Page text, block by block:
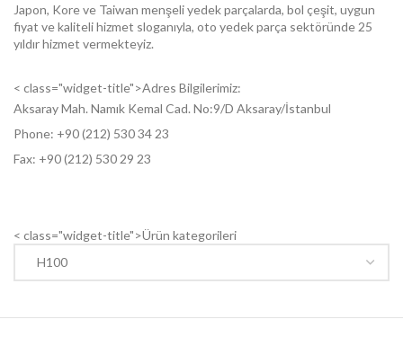
Japon, Kore ve Taiwan menşeli yedek parçalarda, bol çeşit, uygun
fiyat ve kaliteli hizmet sloganıyla, oto yedek parça sektöründe 25
yıldır hizmet vermekteyiz.
< class="widget-title">Adres Bilgilerimiz:
Aksaray Mah. Namık Kemal Cad. No:9/D Aksaray/İstanbul
Phone: +90 (212) 530 34 23
Fax: +90 (212) 530 29 23
< class="widget-title">Ürün kategorileri